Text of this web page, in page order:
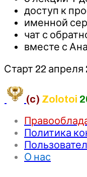
доступ к
именной
чат с
вместе с
Старт 22 апреля
(c) Zolotoi
Политика
О нас